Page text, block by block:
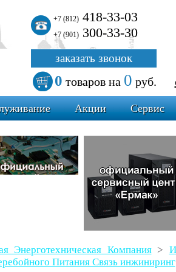
+7 (812)418-33-03
+7 (901)300-33-30
заказать звонок
0 товаровна 0 руб.
Акции Сервис
Энерготехническая Компания>
Питания Связь инжиниринг